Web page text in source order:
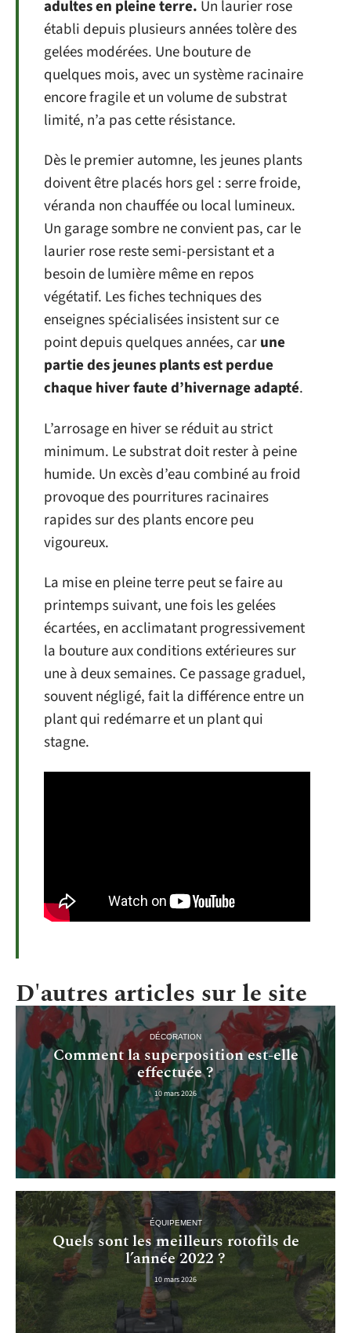
adultes en pleine terre. Un laurier rose
établi depuis plusieurs années tolère des
gelées modérées. Une bouture de
quelques mois, avec un système racinaire
encore fragile et un volume de substrat
limité, n’a pas cette résistance.
Dès le premier automne, les jeunes plants
doivent être placés hors gel : serre froide,
véranda non chauffée ou local lumineux.
Un garage sombre ne convient pas, car le
laurier rose reste semi-persistant et a
besoin de lumière même en repos
végétatif. Les fiches techniques des
enseignes spécialisées insistent sur ce
point depuis quelques années, carune
partie des jeunes plants est perdue
chaque hiver faute d’hivernage adapté.
L’arrosage en hiver se réduit au strict
minimum. Le substrat doit rester à peine
humide. Un excès d’eau combiné au froid
provoque des pourritures racinaires
rapides sur des plants encore peu
vigoureux.
La mise en pleine terre peut se faire au
printemps suivant, une fois les gelées
écartées, en acclimatant progressivement
la bouture aux conditions extérieures sur
une à deux semaines. Ce passage graduel,
souvent négligé, fait la différence entre un
plant qui redémarre et un plant qui
stagne.
D'autres articles sur le site
DÉCORATION
Comment la superposition est-elle
effectuée ?
10 mars 2026
ÉQUIPEMENT
Quels sont les meilleurs rotofils de
l’année 2022 ?
10 mars 2026